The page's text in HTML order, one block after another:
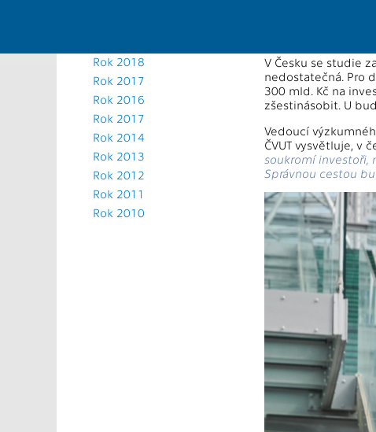
Rok 2018
Rok 2017
Rok 2016
Rok 2017
Rok 2014
Rok 2013
Rok 2012
Rok 2011
Rok 2010
potřebných
roku 2030.
V Česku se studie
nedostatečná. Pro
300 mld. Kč na
zšestinásobit. U
Vedoucí
ČVUT vysvětluje, v
soukromí investoři,
Správnou cestou